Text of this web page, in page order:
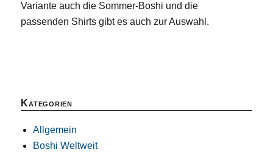
Variante auch die Sommer-Boshi und die
passenden Shirts gibt es auch zur Auswahl.
Kategorien
Allgemein
Boshi Weltweit